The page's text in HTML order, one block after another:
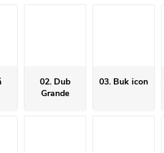
02. Dub
Grande
03. Buk icon